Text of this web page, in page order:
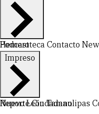
Hemeroteca Contacto
Podcast
Impreso
Nuevo LeónTamaulipas
Reporte Ciudadano